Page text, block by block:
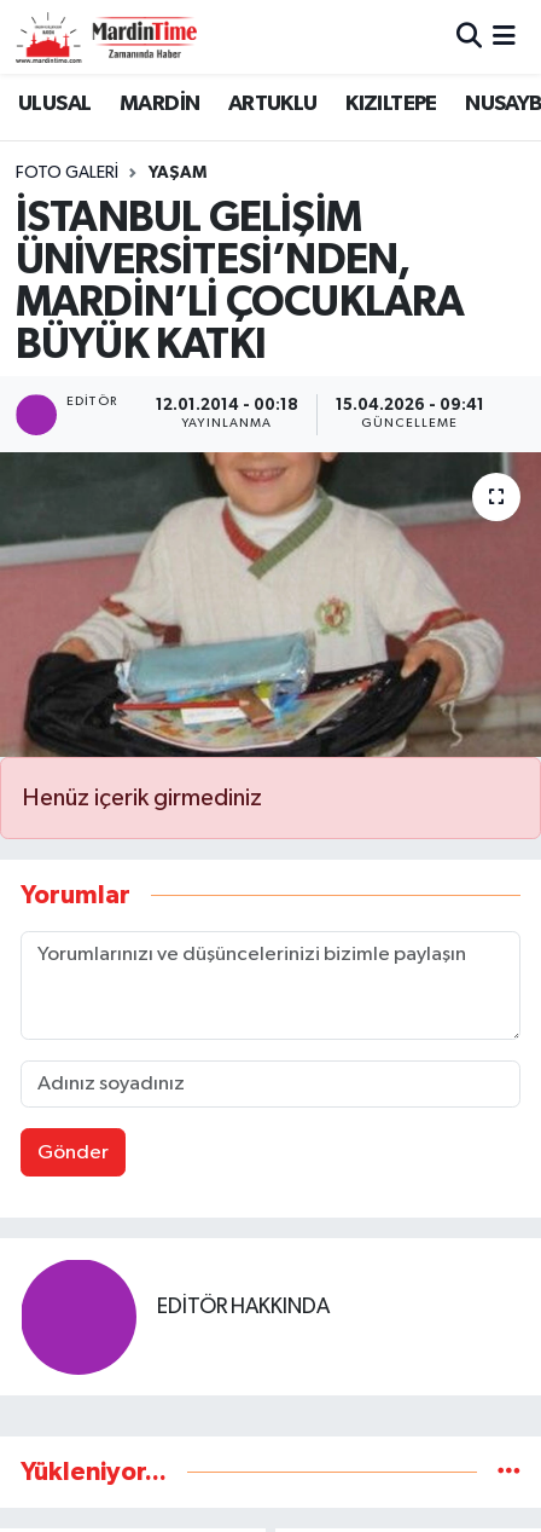
ULUSAL MARDİN ARTUKLU KIZILTEPE
FOTO GALERI YAŞAM
İSTANBUL GELİŞİM
ÜNİVERSİTESİ’NDEN,
MARDİN’Lİ ÇOCUKLARA
BÜYÜK KATKI
EDITÖR 12.01.2014 - 00:18
YAYINLANMA
15.04.2026 - 09:41
GÜNCELLEME
Henüz içerik girmediniz
Yorumlar
Gönder
EDITÖR HAKKINDA
Yükleniyor...
Mardin Nöbetçi Eczaneler
Mardin Namaz Vakitleri
Mardin Trafik Yoğunluk Haritası
Süper Lig Puan Durumu ve Fikstür
Tüm Manşetler
Son Dakika Haberleri
Haber Arşivi